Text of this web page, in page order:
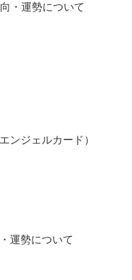
・運勢について
ンジェルカード）
運勢について